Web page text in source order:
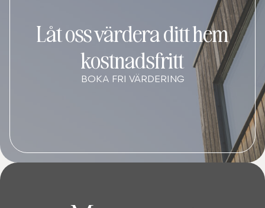
Låt oss värdera ditt hem
kostnadsfritt
BOKA FRI VÄRDERING